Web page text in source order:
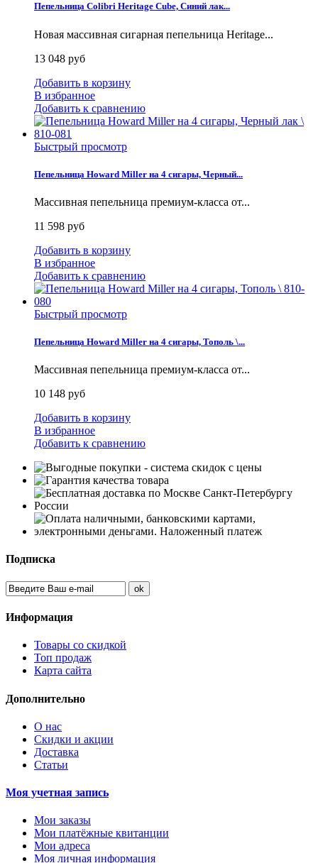
Пепельница Colibri Heritage Cube, Синий лак...
Новая массивная сигарная пепельница Heritage...
13 048 руб
Добавить в корзину
В избранное
Добавить к сравнению
Быстрый просмотр
Пепельница Howard Miller на 4 сигары, Черный...
Массивная пепельница премиум-класса от...
11 598 руб
Добавить в корзину
В избранное
Добавить к сравнению
Быстрый просмотр
Пепельница Howard Miller на 4 сигары, Тополь \...
Массивная пепельница премиум-класса от...
10 148 руб
Добавить в корзину
В избранное
Добавить к сравнению
Подписка
Информация
Товары со скидкой
Топ продаж
Карта сайта
Дополнительно
О нас
Скидки и акции
Доставка
Статьи
Моя учетная запись
Мои заказы
Мои платёжные квитанции
Мои адреса
Моя личная информация